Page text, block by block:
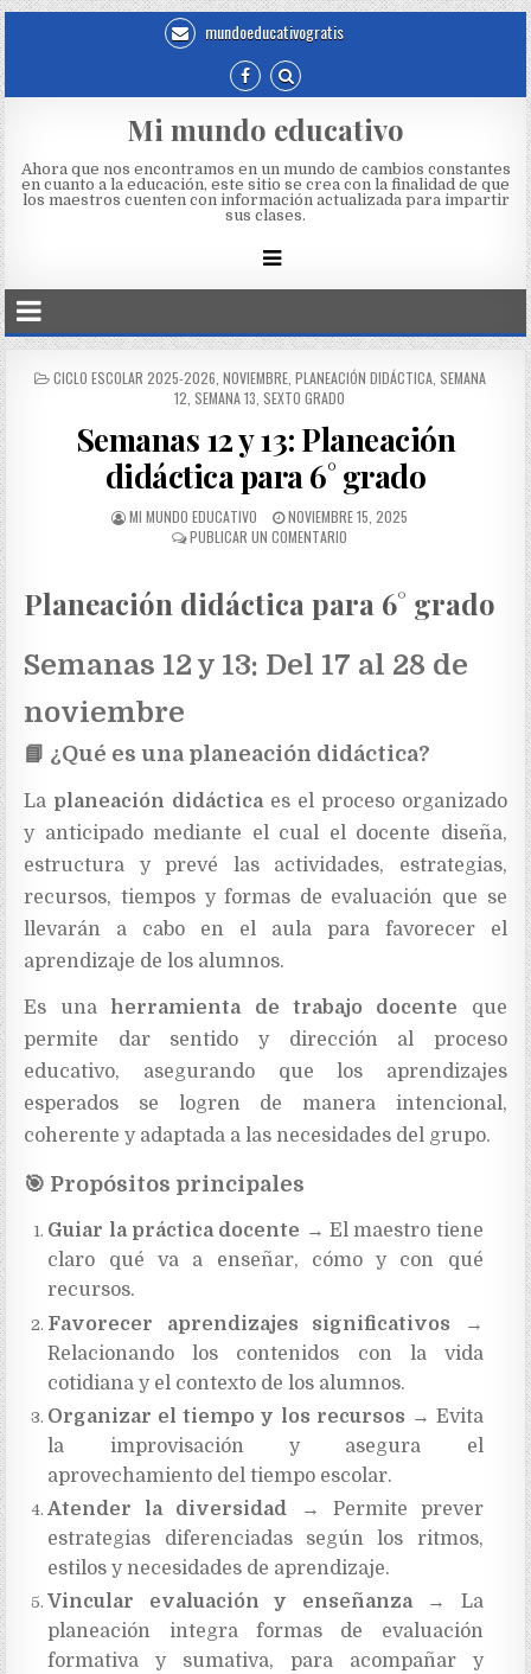
mundoeducativogratis
Mi mundo educativo
Ahora que nos encontramos en un mundo de cambios constantes
en cuanto a la educación, este sitio se crea con la finalidad de que
los maestros cuenten con información actualizada para impartir
sus clases.
CICLO ESCOLAR 2025-2026 NOVIEMBRE, PLANEACIÓN DIDÁCTICA, SEMANA
12 SEMANA 13 SEXTO GRADO
Semanas 12 y 13: Planeación
didáctica para 6° grado
MI MUNDO EDUCATIVO
NOVIEMBRE 15, 2025
PUBLICAR UN COMENTARIO
Planeación didáctica para 6° grado
Semanas 12 y 13: Del 17 al 28 de
noviembre
📘 ¿Qué es una planeación didáctica?
La planeación didácticaes el proceso organizado
y anticipado mediante el cual el docente diseña,
estructura y prevé las actividades, estrategias,
recursos, tiempos y formas de evaluación que se
llevarán a cabo en el aula para favorecer el
aprendizaje de los alumnos.
Es una herramienta de trabajo docente que
permite dar sentido y dirección al proceso
educativo, asegurando que los aprendizajes
esperados se logren de manera intencional,
coherente y adaptada a las necesidades del grupo.
🎯 Propósitos principales
Guiar la práctica docente → El maestro tiene
claro qué va a enseñar, cómo y con qué
recursos.
Favorecer aprendizajes significativos →
Relacionando los contenidos con la vida
cotidiana y el contexto de los alumnos.
Organizar el tiempo y los recursos → Evita
la improvisación y asegura el
aprovechamiento del tiempo escolar.
Atender la diversidad → Permite prever
estrategias diferenciadas según los ritmos,
estilos y necesidades de aprendizaje.
Vincular evaluación y enseñanza→ La
planeación integra formas de evaluación
formativa y sumativa, para acompañar y